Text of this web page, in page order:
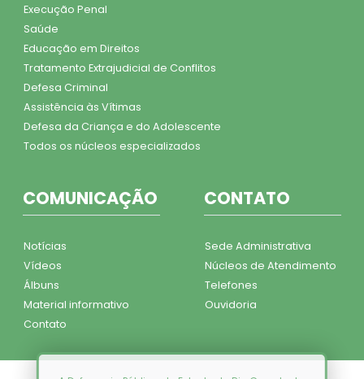
Execução Penal
Saúde
Educação em Direitos
Tratamento Extrajudicial de Conflitos
Defesa Criminal
Assistência às Vítimas
Defesa da Criança e do Adolescente
Todos os núcleos especializados
COMUNICAÇÃO
Notícias
Vídeos
Álbuns
Material informativo
Contato
CONTATO
Sede Administrativa
Núcleos de Atendimento
Telefones
Ouvidoria